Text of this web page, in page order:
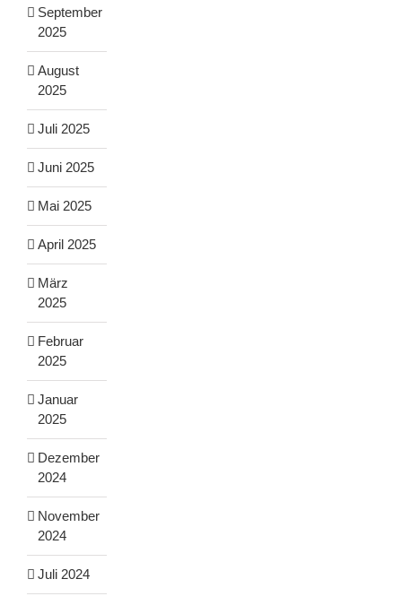
September
2025
August
2025
Juli 2025
Juni 2025
Mai 2025
April 2025
März
2025
Februar
2025
Januar
2025
Dezember
2024
November
2024
Juli 2024